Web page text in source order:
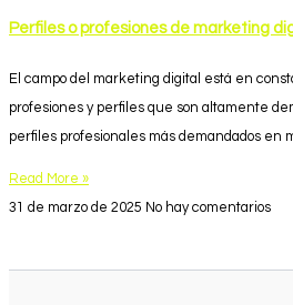
Perfiles o profesiones de marketing
El campo del marketing digital está en
profesiones y perfiles que son altamente
perfiles profesionales más demandados en
Read More »
31 de marzo de 2025 No hay comentarios